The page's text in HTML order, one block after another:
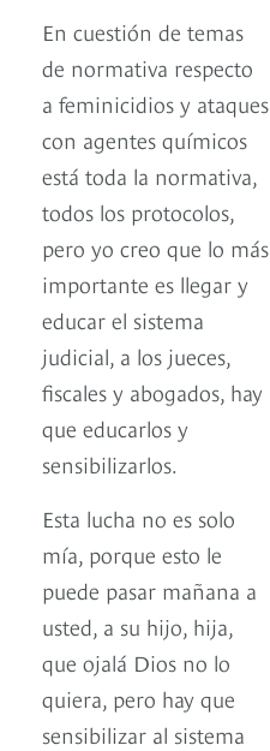
En cuestión de temas
de normativa respecto
a feminicidios y ataques
con agentes químicos
está toda la normativa,
todos los protocolos,
pero yo creo que lo más
importante es llegar y
educar el sistema
judicial, a los jueces,
fiscales y abogados, hay
que educarlos y
sensibilizarlos.
Esta lucha no es solo
mía, porque esto le
puede pasar mañana a
usted, a su hijo, hija,
que ojalá Dios no lo
quiera, pero hay que
sensibilizar al sistema